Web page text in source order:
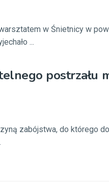
w Śnietnicy w
...
postrzału
zabójstwa, do którego